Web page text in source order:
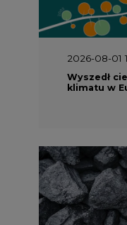
Wyszedł
klimatu w
2026-07-09